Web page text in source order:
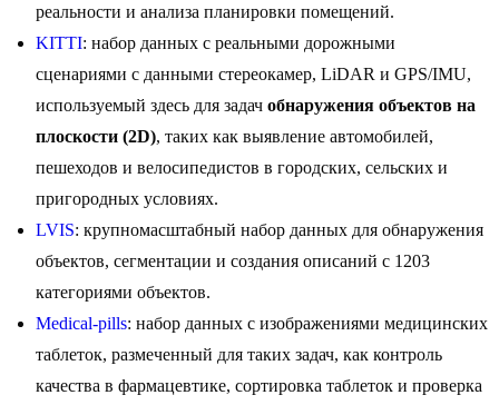
реальности и анализа планировки помещений.
KITTI: набор данных с реальными дорожными
сценариями с данными стереокамер, LiDAR и GPS/IMU,
используемый здесь для задач обнаружения объектов на
плоскости (2D), таких как выявление автомобилей,
пешеходов и велосипедистов в городских, сельских и
пригородных условиях.
LVIS: крупномасштабный набор данных для обнаружения
объектов, сегментации и создания описаний с 1203
категориями объектов.
Medical-pills: набор данных с изображениями медицинских
таблеток, размеченный для таких задач, как контроль
качества в фармацевтике, сортировка таблеток и проверка